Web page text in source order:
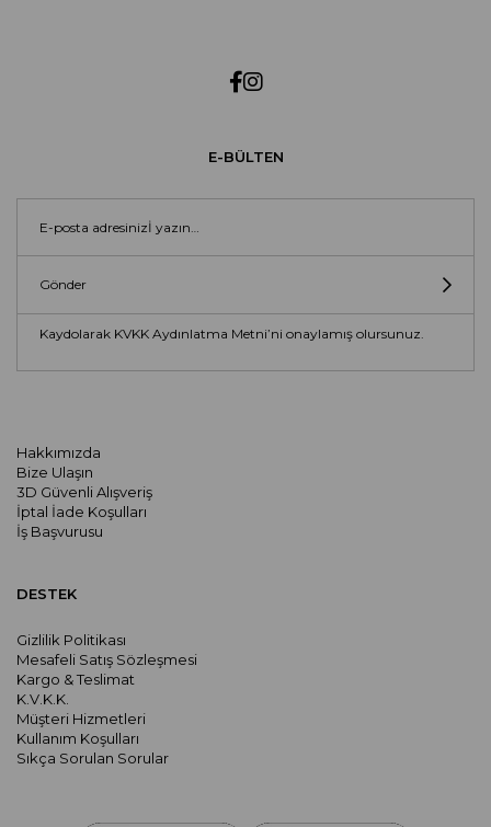
Hakkımızda
Bize Ulaşın
3D Güvenli Alışveriş
İptal İade Koşulları
İş Başvurusu
E-BÜLTEN
Gönder
Kaydolarak KVKK Aydınlatma Metni’ni onaylamış olursunuz.
DESTEK
Gizlilik Politikası
Mesafeli Satış Sözleşmesi
Kargo & Teslimat
K.V.K.K.
Müşteri Hizmetleri
Kullanım Koşulları
Sıkça Sorulan Sorular